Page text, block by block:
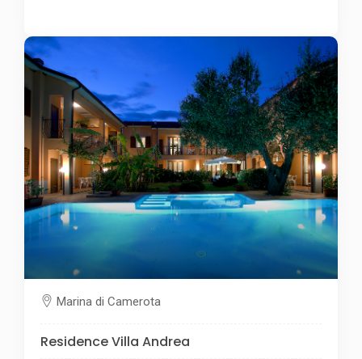
Marina di Camerota
Residence Villa Andrea